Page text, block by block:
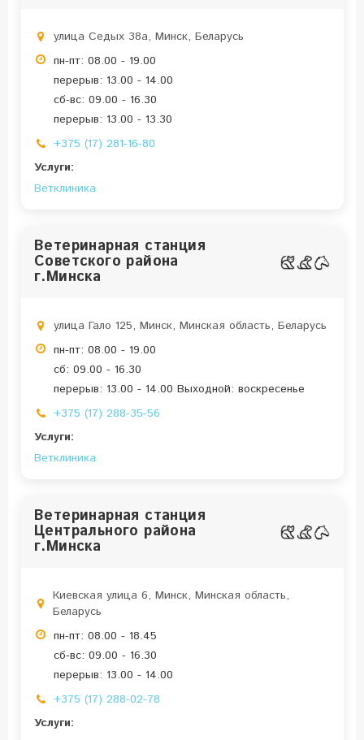
улица Седых 38а, Минск, Беларусь
пн-пт: 08.00 - 19.00
перерыв: 13.00 - 14.00
сб-вс: 09.00 - 16.30
перерыв: 13.00 - 13.30
+375 (17) 281-16-80
Услуги:
Ветклиника
Ветеринарная станция
Советского района
г.Минска
улица Гало 125, Минск, Минская область, Беларусь
пн-пт: 08.00 - 19.00
сб: 09.00 - 16.30
перерыв: 13.00 - 14.00 Выходной: воскресенье
+375 (17) 288-35-56
Услуги:
Ветклиника
Ветеринарная станция
Центрального района
г.Минска
Киевская улица 6, Минск, Минская область,
Беларусь
пн-пт: 08.00 - 18.45
сб-вс: 09.00 - 16.30
перерыв: 13.00 - 14.00
+375 (17) 288-02-78
Услуги: